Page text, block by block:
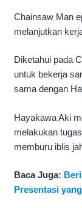
Chainsaw Man
melanjutkan
Diketahui pada
untuk bekerja
sama dengan
Hayakawa Aki
melakukan
memburu iblis
Baca Juga:
Presentasi